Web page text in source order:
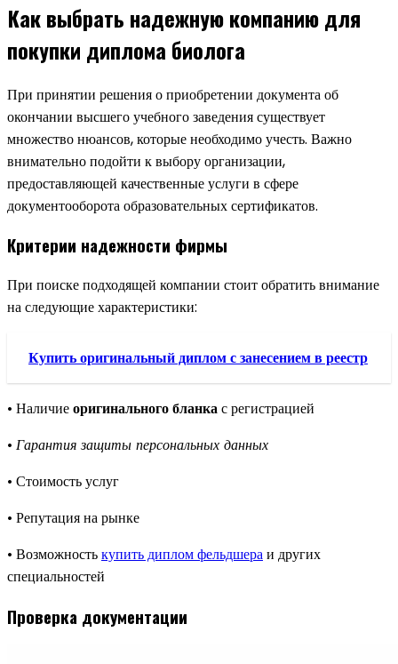
Как выбрать надежную компанию для
покупки диплома биолога
При принятии решения о приобретении документа об
окончании высшего учебного заведения существует
множество нюансов, которые необходимо учесть. Важно
внимательно подойти к выбору организации,
предоставляющей качественные услуги в сфере
документооборота образовательных сертификатов.
Критерии надежности фирмы
При поиске подходящей компании стоит обратить внимание
на следующие характеристики:
Купить оригинальный диплом с занесением в реестр
• Наличиеоригинального бланкас регистрацией
• Гарантия защиты персональных данных
• Стоимость услуг
• Репутация на рынке
• Возможностькупить диплом фельдшераи других
специальностей
Проверка документации